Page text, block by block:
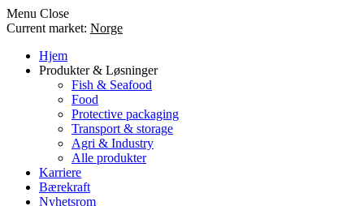
Menu Close
Current market: Norge
Hjem
Produkter & Løsninger
Fish & Seafood
Food
Protective packaging
Transport & storage
Agri & Industry
Alle produkter
Karriere
Bærekraft
Nyhetsrom